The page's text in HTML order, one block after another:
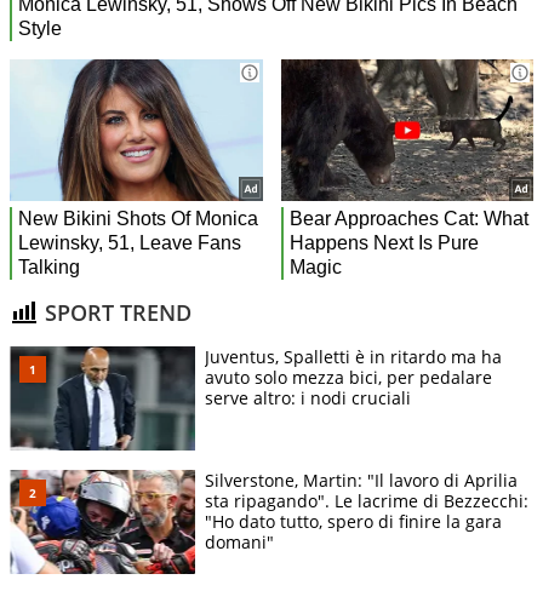
SPORT TREND
Juventus, Spalletti è in ritardo ma ha
avuto solo mezza bici, per pedalare
serve altro: i nodi cruciali
Silverstone, Martin: "Il lavoro di Aprilia
sta ripagando". Le lacrime di Bezzecchi:
"Ho dato tutto, spero di finire la gara
domani"